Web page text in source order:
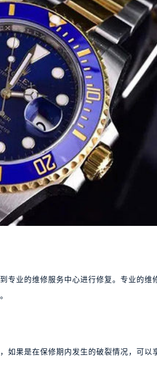
专业的维修服务中心进行修复。专业的维
如果是在保修期内发生的破裂情况，可以